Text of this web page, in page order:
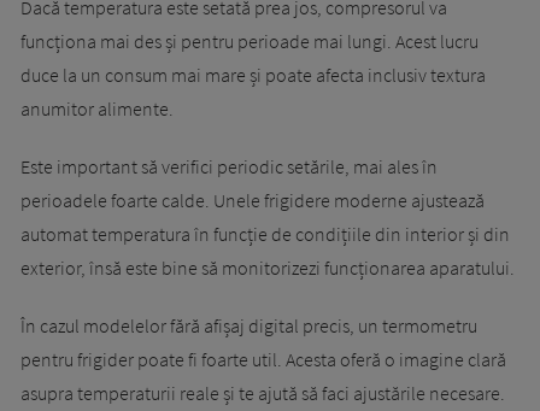
Dacă temperatura este setată prea jos, compresorul va
funcționa mai des și pentru perioade mai lungi. Acest lucru
duce la un consum mai mare și poate afecta inclusiv textura
anumitor alimente.
Este important să verifici periodic setările, mai ales în
perioadele foarte calde. Unele frigidere moderne ajustează
automat temperatura în funcție de condițiile din interior și din
exterior, însă este bine să monitorizezi funcționarea aparatului.
În cazul modelelor fără afișaj digital precis, un termometru
pentru frigider poate fi foarte util. Acesta oferă o imagine clară
asupra temperaturii reale și te ajută să faci ajustările necesare.